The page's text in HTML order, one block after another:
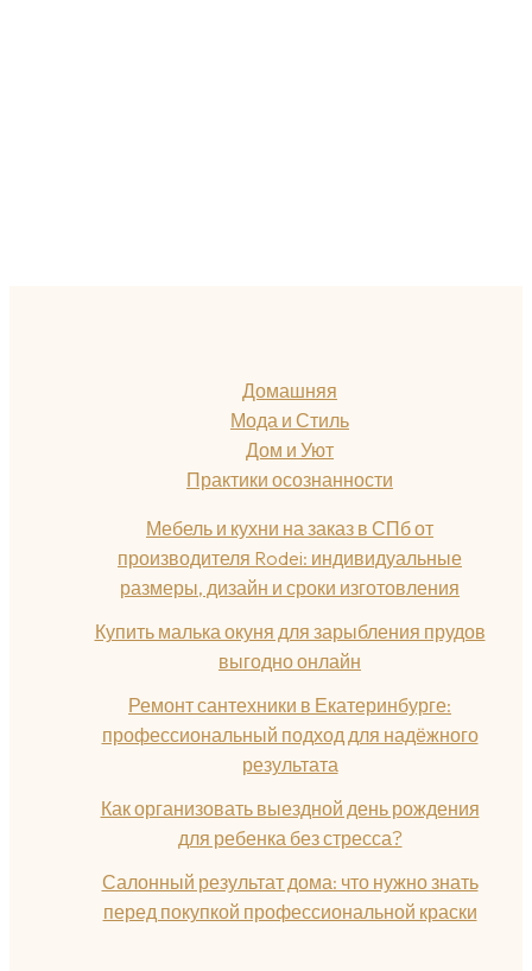
Домашняя
Мода и Стиль
Дом и Уют
Практики осознанности
Мебель и кухни на заказ в СПб от
производителя Rodei: индивидуальные
размеры, дизайн и сроки изготовления
Купить малька окуня для зарыбления прудов
выгодно онлайн
Ремонт сантехники в Екатеринбурге:
профессиональный подход для надёжного
результата
Как организовать выездной день рождения
для ребенка без стресса?
Салонный результат дома: что нужно знать
перед покупкой профессиональной краски